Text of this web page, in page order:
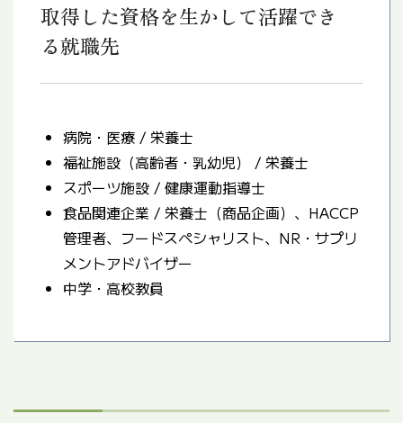
取得した資格を生かして活躍でき
る就職先
病院・医療 / 栄養士
福祉施設（高齢者・乳幼児） / 栄養士
スポーツ施設 / 健康運動指導士
食品関連企業 / 栄養士（商品企画）、HACCP
管理者、フードスペシャリスト、NR・サプリ
メントアドバイザー
中学・高校教員